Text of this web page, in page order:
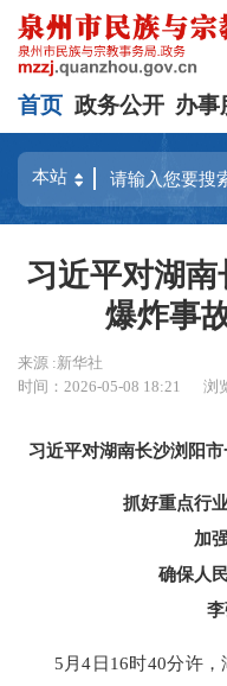
首页 政务公开 办事
习近平对湖
爆炸事
来源 :新华社
时间：2026-05-08 18:21
浏
习近平对湖南长沙浏阳
抓好重点行
加
确保人
5月4日16时40分许